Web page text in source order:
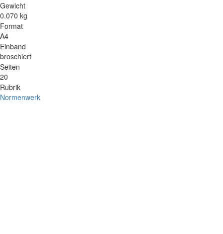
Gewicht
0.070 kg
Format
A4
Einband
broschiert
Seiten
20
Rubrik
Normenwerk